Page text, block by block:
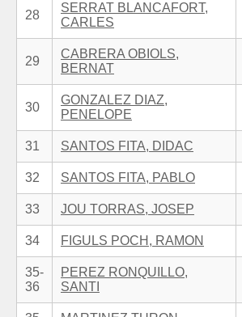
28
SERRAT BLANCAFORT,
CARLES
29
CABRERA OBIOLS,
BERNAT
30
GONZALEZ DIAZ,
PENELOPE
31 SANTOS FITA, DIDAC
32 SANTOS FITA, PABLO
33 JOU TORRAS, JOSEP
34 FIGULS POCH, RAMON
35-
36
PEREZ RONQUILLO,
SANTI